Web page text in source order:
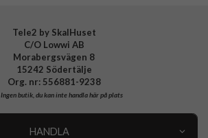
Tele2 by SkalHuset
C/O Lowwi AB
Morabergsvägen 8
15242 Södertälje
Org. nr: 556881-9238
Ingen butik, du kan inte handla här på plats
HANDLA